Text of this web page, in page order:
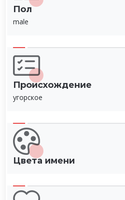
Пол
male
Происхождение
угорское
Цвета имени